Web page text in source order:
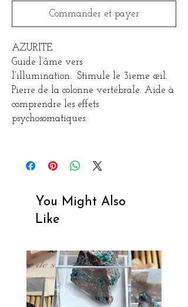
Commander et payer
AZURITE
Guide l’âme vers
l’illumination. Stimule le 3ieme œil.
Pierre de la colonne vertébrale. Aide à
comprendre les effets
psychosomatiques.
You Might Also
Like